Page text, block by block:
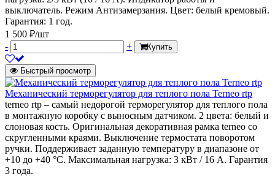
выключатель. Режим Антизамерзания. Цвет: белый кремовый.
Гарантия: 1 год.
1 500 ₽/шт
-
+ Купить
Быстрый просмотр
Механический терморегулятор для теплого пола Terneo rtp
terneo rtp – самый недорогой терморегулятор для теплого пола
в монтажную коробку с выносным датчиком. 2 цвета: белый и
слоновая кость. Оригинальная декоративная рамка terneo со
скругленными краями. Выключение термостата поворотом
ручки. Поддерживает заданную температуру в диапазоне от
+10 до +40 °С. Максимальная нагрузка: 3 кВт / 16 А. Гарантия
3 года.